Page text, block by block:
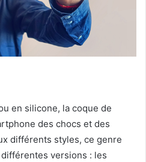
en silicone, la coque de
des chocs et des
différents styles, ce genre
versions : les